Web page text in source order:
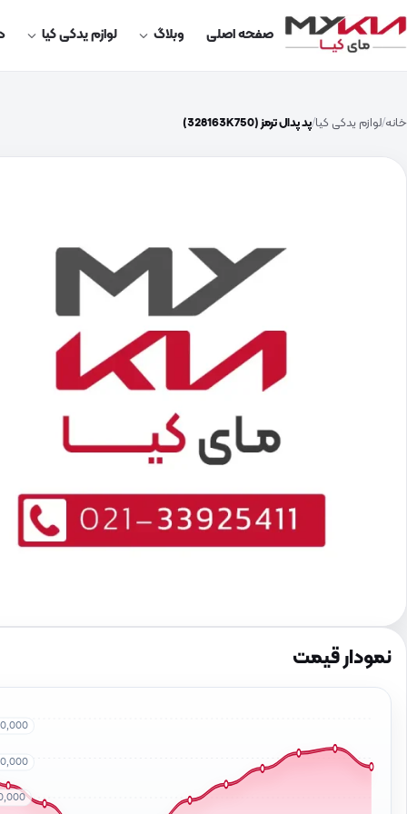
صفحه اصلی وبلاگ لوازم یدکی کیا
خانه لوازم یدکی کیا پد پدال ترمز (328163K750)
نمودار قیمت